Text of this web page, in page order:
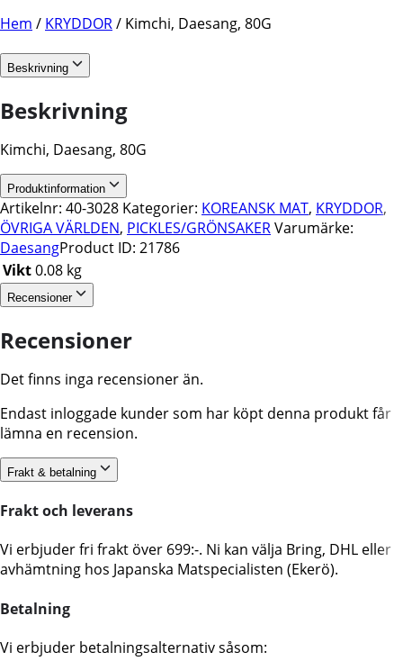
Hem / KRYDDOR/ Kimchi, Daesang, 80G
Beskrivning
Beskrivning
Kimchi, Daesang, 80G
Produktinformation
Artikelnr: 40-3028 Kategorier: KOREANSK MAT, KRYDDOR,
ÖVRIGA VÄRLDEN, PICKLES/GRÖNSAKERVarumärke:
DaesangProduct ID: 21786
Vikt0.08 kg
Recensioner
Recensioner
Det finns inga recensioner än.
Endast inloggade kunder som har köpt denna produkt får
lämna en recension.
Frakt & betalning
Frakt och leverans
Vi erbjuder fri frakt över 699:-. Ni kan välja Bring, DHL eller
avhämtning hos Japanska Matspecialisten (Ekerö).
Betalning
Vi erbjuder betalningsalternativ såsom: